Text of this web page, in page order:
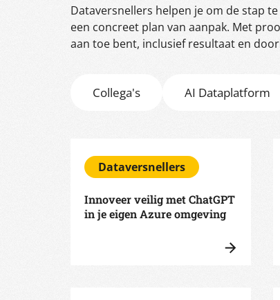
Dataversnellers helpen je om de stap
een concreet plan van aanpak. Met
aan toe bent, inclusief resultaat en
Collega's AI Dataplatform
Dataversnellers
Innoveer veilig met ChatGPT
in je eigen Azure omgeving